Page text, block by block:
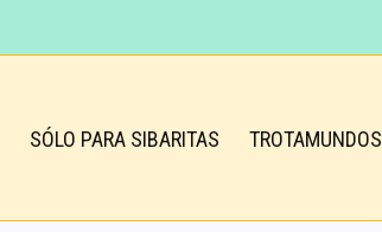
SÓLO PARA SIBARITAS TROTAMUNDOS